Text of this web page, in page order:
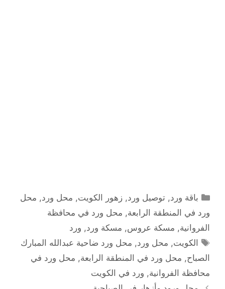
التصنيفات
باقة ورد,توصيل ورد,زهور الكويت, محل ورد, محل
ورد في المنطقة الرابعة, محل ورد في محافظة
الفروانية, مسكة عروس, مسكة ورد, ورد
الوسوم
الكويت, محل ورد, محل ورد ضاحية عبدالله المبارك
الصباح, محل ورد في المنطقة الرابعة, محل ورد في
محافظة الفروانية, ورد في الكويت